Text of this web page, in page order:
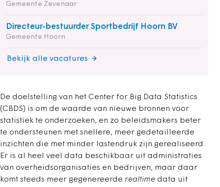
Gemeente Zevenaar
Directeur-bestuurder Sportbedrijf Hoorn BV
Gemeente Hoorn
Bekijk alle vacatures
De doelstelling van het Center for Big Data Statistics
(CBDS) is om de waarde van nieuwe bronnen voor
statistiek te onderzoeken, en zo beleidsmakers beter
te ondersteunen met snellere, meer gedetailleerde
inzichten die met minder lastendruk zijn gerealiseerd.
Er is al heel veel data beschikbaar uit administraties
van overheidsorganisaties en bedrijven, maar daar
komt steeds meer gegenereerde realtime data uit